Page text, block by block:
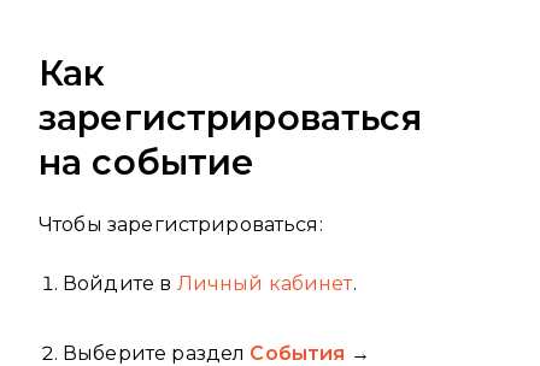
Как
зарегистрироваться
на событие
Чтобы зарегистрироваться:
Войдите в Личный кабинет.
Выберите раздел События →